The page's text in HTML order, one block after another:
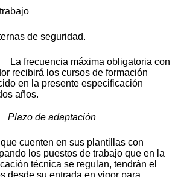
de seguridad.
frecuencia máxima obligatoria con
recibirá los cursos de formación
en la presente especificación
años.
Plazo de adaptación
cuenten en sus plantillas con
los puestos de trabajo que en la
técnica se regulan, tendrán el